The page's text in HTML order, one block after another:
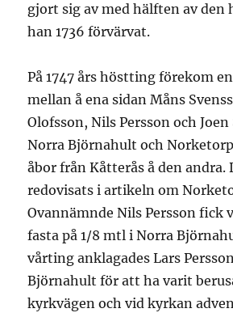
gjort sig av med hälften av den
han 1736 förvärvat.
På 1747 års höstting förekom
mellan å ena sidan Måns
Olofsson, Nils Persson och
Norra Björnahult och
åbor från Kåtterås å den andra.
redovisats i artikeln om
Ovannämnde Nils Persson fick
fasta på 1/8 mtl i Norra
vårting anklagades Lars
Björnahult för att ha varit
kyrkvägen och vid kyrkan